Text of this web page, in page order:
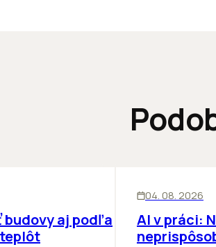
budovy aj podľa
04. 08. 2026
AI v práci: